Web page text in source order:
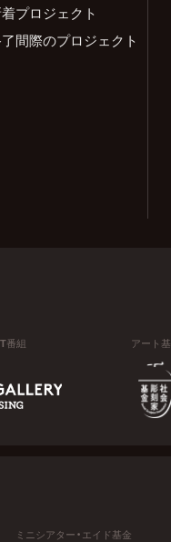
プロジェクト
間際のプロジェクト
番組 アート
ミニシアター・エイド基金